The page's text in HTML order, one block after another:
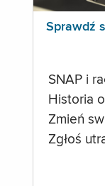
Sprawdź
SNAP i
Historia
Zmień
Zgłoś